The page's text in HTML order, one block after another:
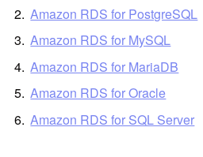
Amazon RDS for PostgreSQL
Amazon RDS for MySQL
Amazon RDS for MariaDB
Amazon RDS for Oracle
Amazon RDS for SQL Server